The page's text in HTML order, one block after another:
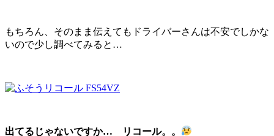
もちろん、そのまま伝えてもドライバーさんは不安でしかな
いので少し調べてみると…
出てるじゃないですか… リコール。。